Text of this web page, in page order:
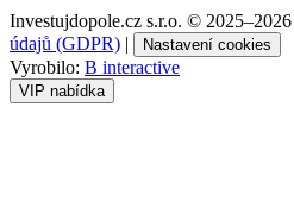
Investujdopole.cz s.r.o. © 2025–2026
údajů (GDPR) | Nastavení cookies
Vyrobilo: B interactive
VIP nabídka